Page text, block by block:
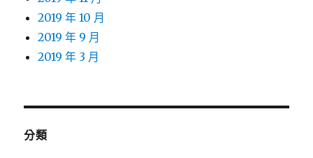
2019 年 10 月
2019 年 9 月
2019 年 3 月
分類